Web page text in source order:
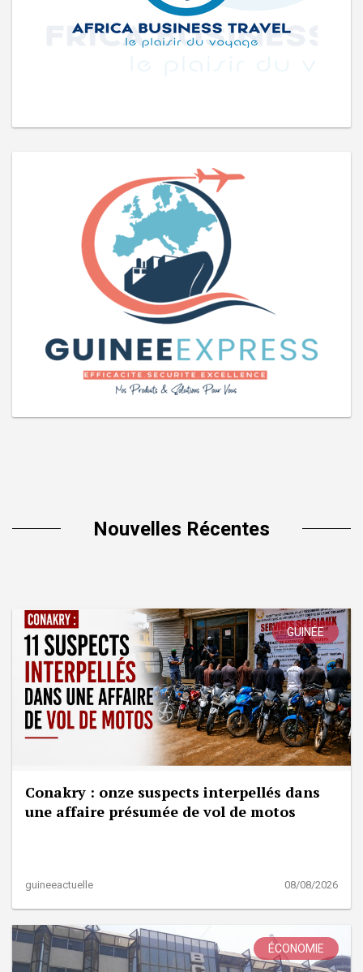
Nouvelles Récentes
GUINÉE
Conakry : onze suspects interpellés dans
une affaire présumée de vol de motos
guineeactuelle 08/08/2026
ÉCONOMIE